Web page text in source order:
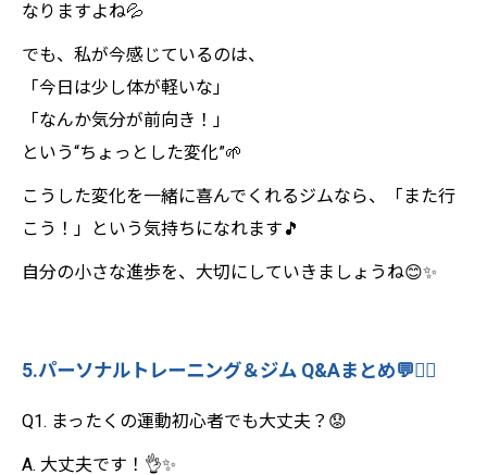
なりますよね💦
でも、私が今感じているのは、
「今日は少し体が軽いな」
「なんか気分が前向き！」
という“ちょっとした変化”🌱
こうした変化を一緒に喜んでくれるジムなら、「また行
こう！」という気持ちになれます🎵
自分の小さな進歩を、大切にしていきましょうね😊✨
5.パーソナルトレーニング＆ジム Q&Aまとめ💬🏋️‍♂️
Q1. まったくの運動初心者でも大丈夫？😟
A. 大丈夫です！👌✨